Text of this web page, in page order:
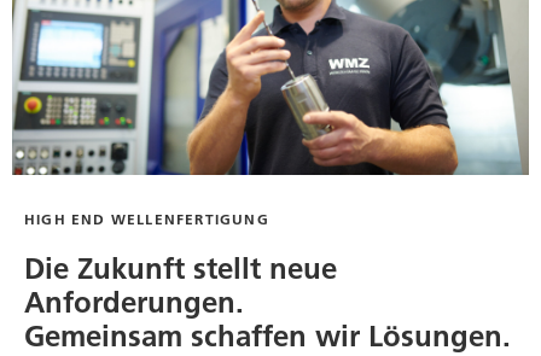
HIGH END WELLENFERTIGUNG
Die Zukunft stellt neue
Anforderungen.
Gemeinsam schaffen wir Lösungen.